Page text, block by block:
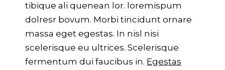
tibique ali quenean lor. loremispum
dolresr bovum. Morbi tincidunt ornare
massa eget egestas. In nisl nisi
scelerisque eu ultrices. Scelerisque
fermentum dui faucibus in. Egestas